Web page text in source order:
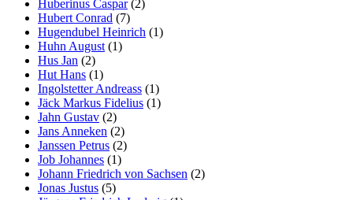
Huberinus Caspar(2)
Hubert Conrad (7)
Hugendubel Heinrich (1)
Huhn August (1)
Hus Jan (2)
Hut Hans (1)
Ingolstetter Andreass (1)
Jäck Markus Fidelius (1)
Jahn Gustav (2)
Jans Anneken (2)
Janssen Petrus (2)
Job Johannes (1)
Johann Friedrich von Sachsen (2)
Jonas Justus (5)